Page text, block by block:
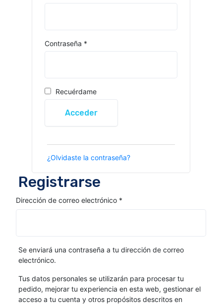
Contraseña *
Recuérdame
Acceder
¿Olvidaste la contraseña?
Registrarse
Dirección de correo electrónico *
Se enviará una contraseña a tu dirección de correo
electrónico.
Tus datos personales se utilizarán para procesar tu
pedido, mejorar tu experiencia en esta web, gestionar el
acceso a tu cuenta y otros propósitos descritos en